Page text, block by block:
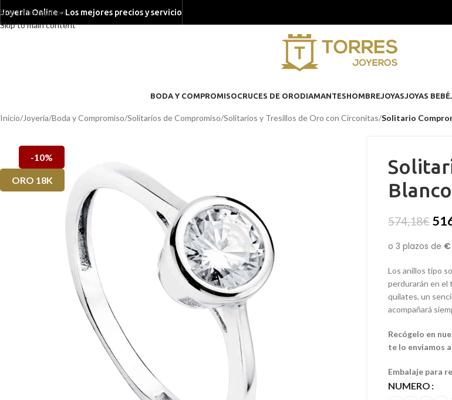
Skip to navigation
Skip to main content
Joyeria Online - Los mejores precios y servicio
BODA Y COMPROMISOCRUCES DE ORODIAMANTESHOMBREJOYASJOYAS BEBÉ
Inicio/Joyería/Boda y Compromiso/Solitarios de Compromiso/Solitarios y Tresillos de Oro con Circonitas/Solitario
-10%
ORO 18K
574,18€
Los anillos tipo
perdurarán en el
quilates, un
acompañará
Recógelo en
te lo enviamos a
Embalaje para
NUMERO